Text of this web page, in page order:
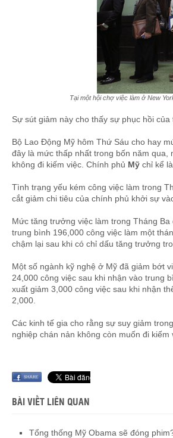
Tại một hội chợ việc làm ở New
Sự sút giảm này cho thấy sự phục hồi
Bộ Lao Động Mỹ hôm Thứ Sáu cho hay
đây là mức thấp nhất trong bốn năm qua,
không đi kiếm việc. Chính phủ Mỹchỉ kể
Tình trạng yếu kém công việc làm trong
cắt giảm chi tiêu của chính phủ khởi sự
Mức tăng trưởng việc làm trong Tháng
trung bình 196,000 công việc làm một
chậm lại sau khi có chỉ dấu tăng trưởng
Một số ngành kỹ nghệ ở Mỹ đã giảm bớt
24,000 công việc sau khi nhận vào trung
xuất giảm 3,000 công việc sau khi nhận
2,000.
Các kinh tế gia cho rằng sự suy giảm
nghiệp chán nản không còn muốn đi
BÀI VIẾT LIÊN QUAN
Tổng thống Mỹ Obama sẽ đóng